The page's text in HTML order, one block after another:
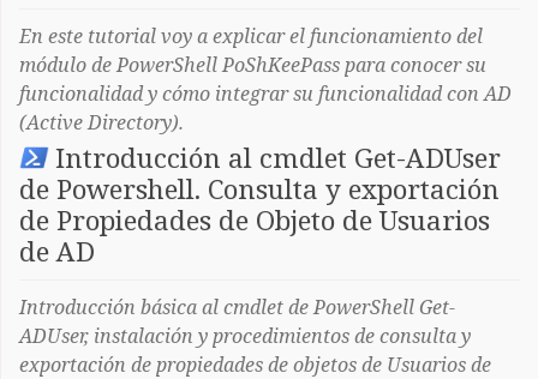
En este tutorial voy a explicar el funcionamiento del
módulo de PowerShell PoShKeePass para conocer su
funcionalidad y cómo integrar su funcionalidad con AD
(Active Directory).
Introducción al cmdlet Get-ADUser
de Powershell. Consulta y exportación
de Propiedades de Objeto de Usuarios
de AD
Introducción básica al cmdlet de PowerShell Get-
ADUser, instalación y procedimientos de consulta y
exportación de propiedades de objetos de Usuarios de